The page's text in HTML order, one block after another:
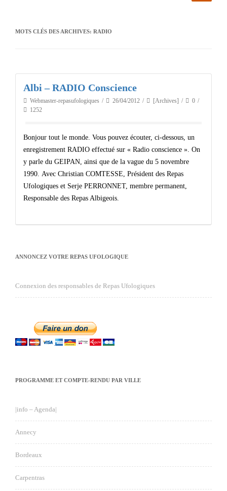
MOTS CLÉS DES ARCHIVES: RADIO
Albi – RADIO Conscience
Webmaster-repasufologiques 26/04/2012 [Archives]
0
1252
Bonjour tout le monde. Vous pouvez écouter, ci-dessous, un
enregistrement RADIO effectué sur « Radio conscience ». On
y parle du GEIPAN, ainsi que de la vague du 5 novembre
1990. Avec Christian COMTESSE, Président des Repas
Ufologiques et Serje PERRONNET, membre permanent,
Responsable des Repas Albigeois.
ANNONCEZ VOTRE REPAS UFOLOGIQUE
Connexion des responsables de Repas Ufologiques
PROGRAMME ET COMPTE-RENDU PAR VILLE
|info – Agenda|
Annecy
Bordeaux
Carpentras